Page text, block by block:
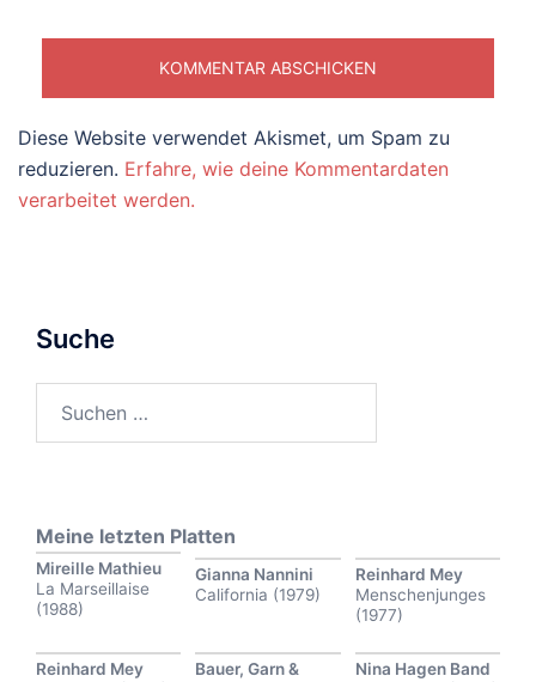
Diese Website verwendet Akismet, um Spam zu
reduzieren. Erfahre, wie deine Kommentardaten
verarbeitet werden.
Suche
nach:
Meine letzten Platten
Mireille Mathieu
La Marseillaise
(1988)
Gianna Nannini
California (1979)
Reinhard Mey
Menschenjunges
(1977)
Reinhard Mey
Bauer, Garn &
Nina Hagen Band